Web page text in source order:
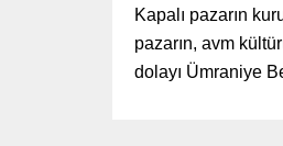
Kapalı pazarın
pazarın, avm
dolayı Ümraniye